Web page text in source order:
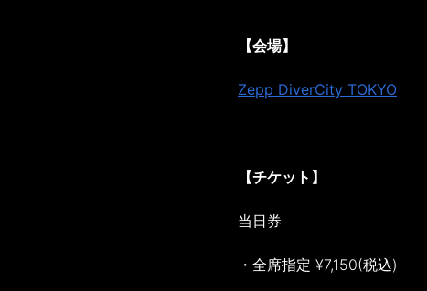
【会場】
Zepp DiverCity TOKYO
【チケット】
当日券
・全席指定 ¥7,150(税込)